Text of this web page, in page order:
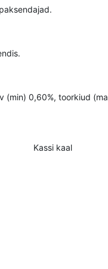
(min) 0,60%, toorkiud
Kassi kaal